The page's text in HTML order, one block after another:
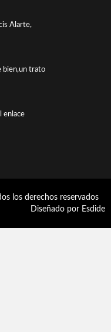
Alarte,
bien,un trato
enlace
los derechos reservados
Diseñado por Esdide